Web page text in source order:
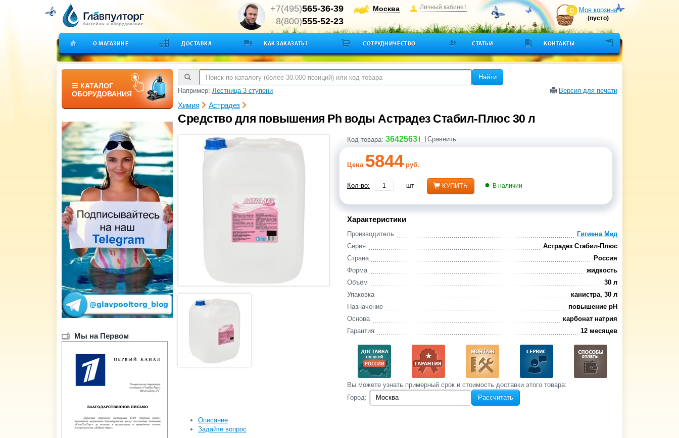
+7(495)565-36-39
8(800)555-52-23
Москва Личный кабинет 0 Моя корзина
(пусто)
О МАГАЗИНЕ ДОСТАВКА КАК ЗАКАЗАТЬ? СОТРУДНИЧЕСТВО СТАТЬИ КОНТАКТЫ
☰ КАТАЛОГ
ОБОРУДОВАНИЯ
Мы на Первом
Найти
Например: Лестница 3 ступени Версия для печати
Химия Астрадез
Средство для повышения Ph воды Астрадез Стабил-Плюс 30 л
Код товара: 3642563 Сравнить
Цена 5844руб.
Кол-во: шт КУПИТЬ В наличии
Характеристики
Гигиена Мед
Производитель
Астрадез Стабил-Плюс
Серия
Россия
Страна
жидкость
Форма
30 л
Объём
канистра, 30 л
Упаковка
повышение pH
Назначение
карбонат натрия
Основа
12 месяцев
Гарантия
Вы‌ можете‌ узнать‌ примерный срок и стоимость‌ доставки этого товара:
Город:
Рассчитать
Описание
Задайте вопрос